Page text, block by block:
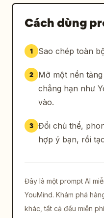
Cách dùng
1 Sao chép toàn
2
Mở một nền
chẳng hạn như
vào.
3 Đổi chủ thể,
hợp ý bạn, rồi
Đây là một prompt AI
YouMind. Khám phá
khác, tất cả đều miễn